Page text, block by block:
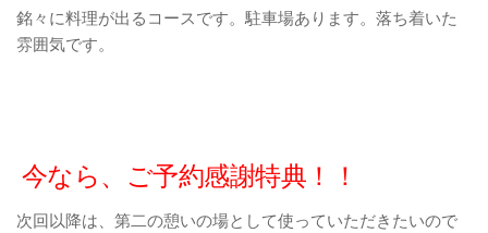
銘々に料理が出るコースです。駐車場あります。落ち着いた
雰囲気です。
今なら、ご予約感謝特典！！
次回以降は、第二の憩いの場として使っていただきたいので